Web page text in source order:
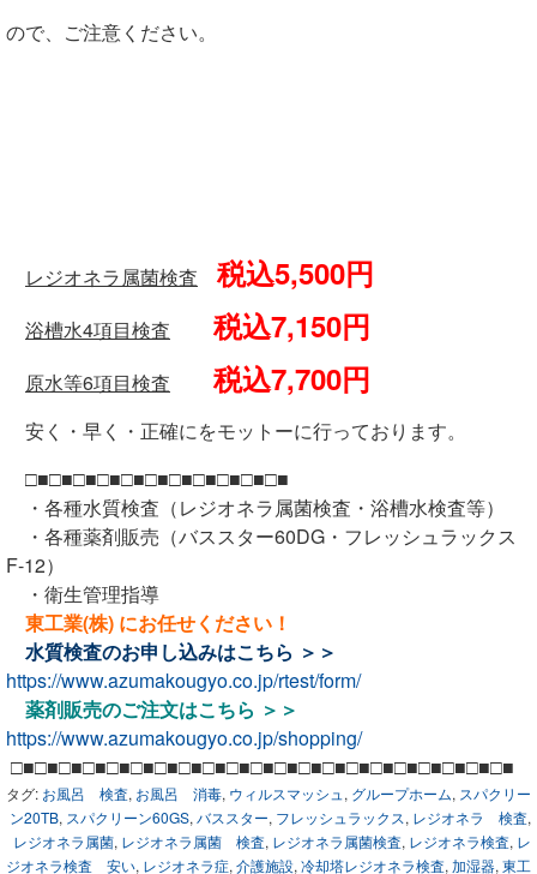
ので、ご注意ください。
レジオネラ属菌検査 税込5,500円
浴槽水4項目検査 税込7,150円
原水等6項目検査 税込7,700円
安く・早く・正確にをモットーに行っております。
□■□■□■□■□■□■□■□■□■□■□■
・各種水質検査（レジオネラ属菌検査・浴槽水検査等）
・各種薬剤販売（バススター60DG・フレッシュラックス
F-12）
・衛生管理指導
東工業(株) にお任せください！
水質検査のお申し込みはこちら ＞＞
https://www.azumakougyo.co.jp/rtest/form/
薬剤販売のご注文はこちら ＞＞
https://www.azumakougyo.co.jp/shopping/
□■□■□■□■□■□■□■□■□■□■□■□■□■□■□■□■□■□■□■□■□■
タグ: お風呂 検査, お風呂 消毒, ウィルスマッシュ , グループホーム, スパクリー
ン20TB, スパクリーン60GS, バススター, フレッシュラックス, レジオネラ 検査,
レジオネラ属菌, レジオネラ属菌 検査, レジオネラ属菌検査, レジオネラ検査, レ
ジオネラ検査 安い, レジオネラ症, 介護施設, 冷却塔レジオネラ検査, 加湿器, 東工